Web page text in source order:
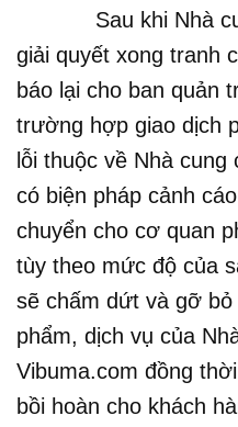
Sau khi Nhà
giải quyết xong tranh
báo lại cho ban quản
trường hợp giao dịch
lỗi thuộc về Nhà
có biện pháp cảnh
chuyển cho cơ quan
tùy theo mức độ của
sẽ chấm dứt và gỡ
phẩm, dịch vụ của
Vibuma.com đồng
bồi hoàn cho khách